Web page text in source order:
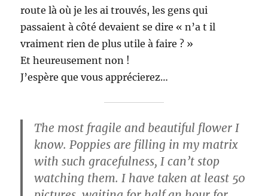
route là où je les ai trouvés, les gens qui
passaient à côté devaient se dire « n’a t il
vraiment rien de plus utile à faire ? »
Et heureusement non !
J’espère que vous apprécierez…
The most fragile and beautiful flower I
know. Poppies are filling in my matrix
with such gracefulness, I can’t stop
watching them. I have taken at least 50